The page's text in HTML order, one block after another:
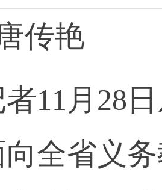
艳
月28日
全省义